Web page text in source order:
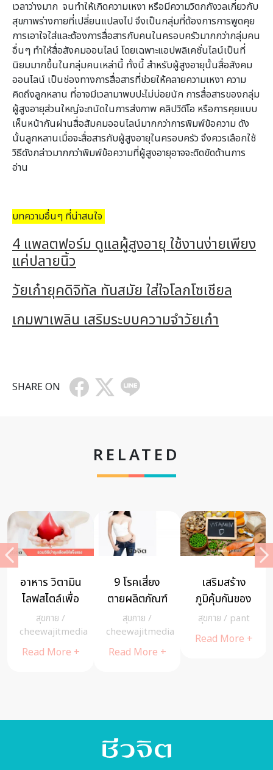
เวลาว่างมาก จนทำให้เกิดความเหงา หรือมีความวิตกกังวลเกี่ยวกับ
สุขภาพร่างกายที่เปลี่ยนแปลงไป จึงเป็นกลุ่มที่ต้องการการพูดคุย
การเอาใจใส่และต้องการสื่อสารกับคนในครอบครัวมากกว่ากลุ่มคน
อื่นๆ ทำให้สื่อสังคมออนไลน์ โดยเฉพาะแอปพลิเคชั่นไลน์เป็นที่
นิยมมากขึ้นในกลุ่มคนเหล่านี้ ทั้งนี้ สำหรับผู้สูงอายุนั้นสื่อสังคม
ออนไลน์ เป็นช่องทางการสื่อสารที่ช่วยให้คลายความเหงา ความ
คิดถึงลูกหลาน ที่อาจมีเวลามาพบปะไม่บ่อยนัก การสื่อสารของกลุ่ม
ผู้สูงอายุส่วนใหญ่จะถนัดในการส่งภาพ คลิปวิดีโอ หรือการคุยแบบ
เห็นหน้ากันผ่านสื่อสัมคมออนไลน์มากกว่าการพิมพ์ข้อความ ดัง
นั้นลูกหลานเมื่อจะสื่อสารกับผู้สูงอายุในครอบครัว จึงควรเลือกใช้
วิธีดังกล่าวมากกว่าพิมพ์ข้อความที่ผู้สูงอายุอาจจะติดขัดด้านการ
อ่าน
บทความอื่นๆ ที่น่าสนใจ
4 แพลตฟอร์ม ดูแลผู้สูงอายุ ใช้งานง่ายเพียง
แค่ปลายนิ้ว
วัยเก๋ายุคดิจิทัล ทันสมัย ใส่ใจโลกโซเชียล
เกมพาเพลิน เสริมระบบความจำวัยเก๋า
SHARE ON
RELATED
อาหาร วิตามิน
ไลฟสไตล์เพื่อ
เม็ดเลือดแข็ง
แรง ไม่เจ็บไม่
ป่วย
สุขกาย /
cheewajitmedia
Read More +
9 โรคเสี่ยง
ตายผลิตภัณฑ์
อัพขนาดน้อง
สาว
สุขกาย /
cheewajitmedia
Read More +
เสริมสร้าง
ภูมิคุ้มกันของ
ร่างกาย ด้วย
อาหารอุดม
สุขกาย / pant
Read More +